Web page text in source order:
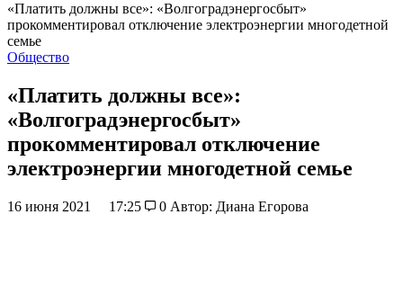
«Платить должны все»: «Волгоградэнергосбыт»
прокомментировал отключение электроэнергии многодетной
семье
Общество
«Платить должны все»:
«Волгоградэнергосбыт»
прокомментировал отключение
электроэнергии многодетной семье
16 июня 2021 17:25 0 Автор: Диана Егорова